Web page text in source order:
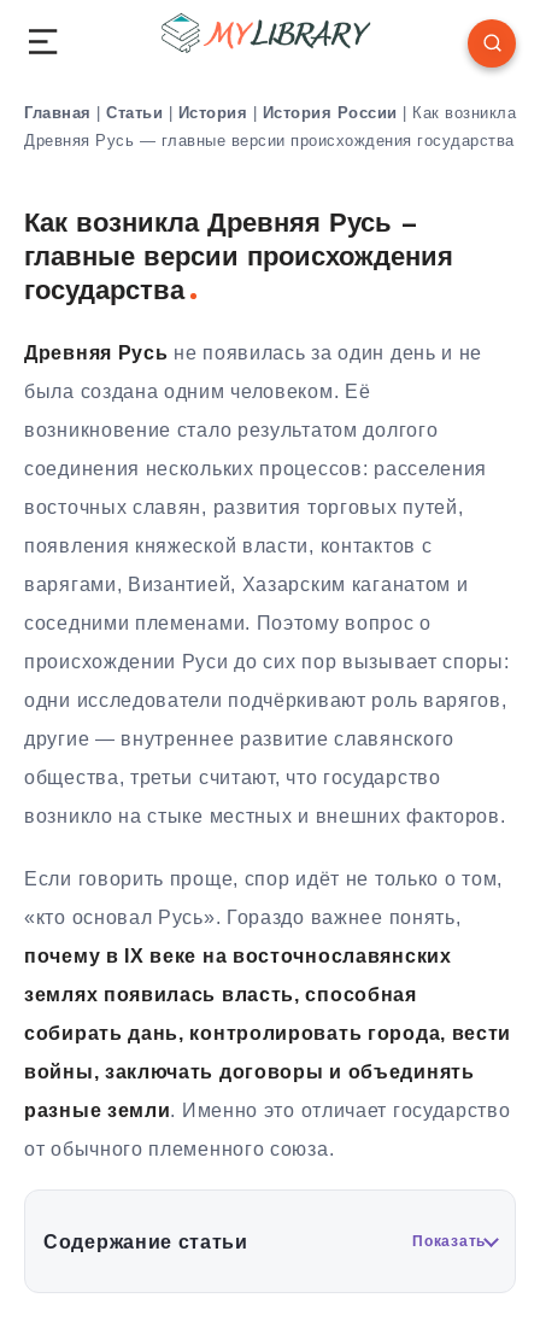
Главная | Статьи | История | История России | Как возникла
Древняя Русь — главные версии происхождения государства
Как возникла Древняя Русь —
главные версии происхождения
государства
Древняя Русь не появилась за один день и не
была создана одним человеком. Её
возникновение стало результатом долгого
соединения нескольких процессов: расселения
восточных славян, развития торговых путей,
появления княжеской власти, контактов с
варягами, Византией, Хазарским каганатом и
соседними племенами. Поэтому вопрос о
происхождении Руси до сих пор вызывает споры:
одни исследователи подчёркивают роль варягов,
другие — внутреннее развитие славянского
общества, третьи считают, что государство
возникло на стыке местных и внешних факторов.
Если говорить проще, спор идёт не только о том,
«кто основал Русь». Гораздо важнее понять,
почему в IX веке на восточнославянских
землях появилась власть, способная
собирать дань, контролировать города, вести
войны, заключать договоры и объединять
разные земли. Именно это отличает государство
от обычного племенного союза.
Содержание статьи Показать